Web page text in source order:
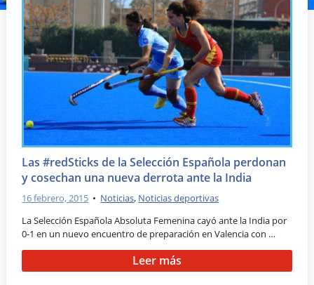
Las #redSticks de la Selección Española perdonan
y cosechan una nueva derrota ante la India
16 febrero, 2015 • Noticias, Noticias deportivas
La Selección Española Absoluta Femenina cayó ante la India por
0-1 en un nuevo encuentro de preparación en Valencia con …
Leer más